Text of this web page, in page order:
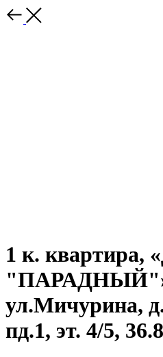
1 к. квартира,
ул.Мичурина,
пд.1, эт. 4/5,